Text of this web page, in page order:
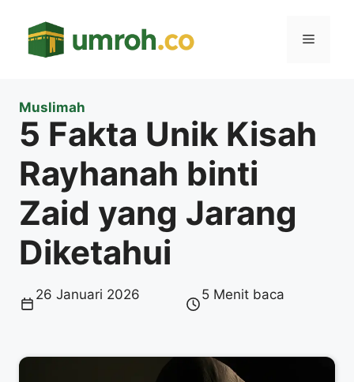
Menu
Muslimah
5 Fakta Unik Kisah
Rayhanah binti
Zaid yang Jarang
Diketahui
26 Januari 2026 5 Menit baca